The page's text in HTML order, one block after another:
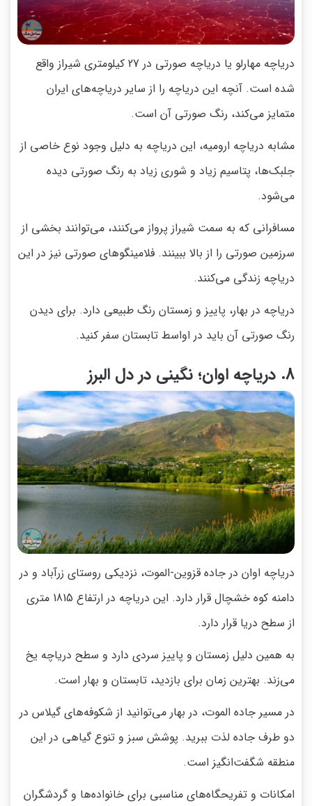
دریاچه مهارلو یا دریاچه صورتی در 27 کیلومتری شیراز واقع
شده است. آنچه این دریاچه را از سایر دریاچه‌های ایران
متمایز می‌کند، رنگ صورتی آن است.
مشابه دریاچه ارومیه، این دریاچه به دلیل وجود نوع خاصی از
جلبک‌ها، پتاسیم زیاد و شوری زیاد به رنگ صورتی دیده
می‌شود.
مسافرانی که به سمت شیراز پرواز می‌کنند، می‌توانند بخشی از
سرزمین صورتی را از بالا ببینند. فلامینگوهای صورتی نیز در این
دریاچه زندگی می‌کنند.
دریاچه در بهار، پاییز و زمستان رنگ طبیعی دارد. برای دیدن
رنگ صورتی آن باید در اواسط تابستان سفر کنید.
8. دریاچه اوان؛ نگینی در دل البرز
دریاچه اوان در جاده قزوین-الموت، نزدیکی روستای زرآباد و در
دامنه کوه خشچال قرار دارد. این دریاچه در ارتفاع 1815 متری
از سطح دریا قرار دارد.
به همین دلیل زمستان و پاییز سردی دارد و سطح دریاچه یخ
می‌زند. بهترین زمان برای بازدید، تابستان و بهار است.
در مسیر جاده الموت، در بهار می‌توانید از شکوفه‌های گیلاس در
دو طرف جاده لذت ببرید. پوشش سبز و تنوع گیاهی در این
منطقه شگفت‌انگیز است.
امکانات و تفریحگاه‌های مناسبی برای خانواده‌ها و گردشگران